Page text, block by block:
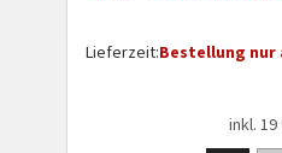
Lieferzeit:Bestellung nur
inkl. 19